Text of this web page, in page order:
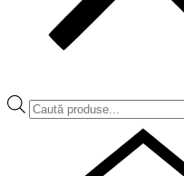
Products
search